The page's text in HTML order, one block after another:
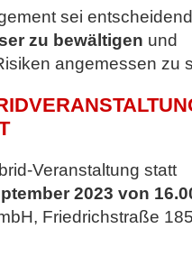
sei
zu bewältigen und
angemessen zu
Veranstaltung statt
2023 von
Friedrichstraße